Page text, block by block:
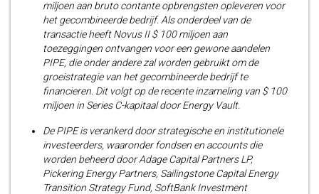
miljoen aan bruto contante opbrengsten opleveren voor
het gecombineerde bedrijf. Als onderdeel van de
transactie heeft Novus II $ 100 miljoen aan
toezeggingen ontvangen voor een gewone aandelen
PIPE, die onder andere zal worden gebruikt om de
groeistrategie van het gecombineerde bedrijf te
financieren. Dit volgt op de recente inzameling van $ 100
miljoen in Series C-kapitaal door Energy Vault.
De PIPE is verankerd door strategische en institutionele
investeerders, waaronder fondsen en accounts die
worden beheerd door Adage Capital Partners LP,
Pickering Energy Partners, Sailingstone Capital Energy
Transition Strategy Fund, SoftBank Investment